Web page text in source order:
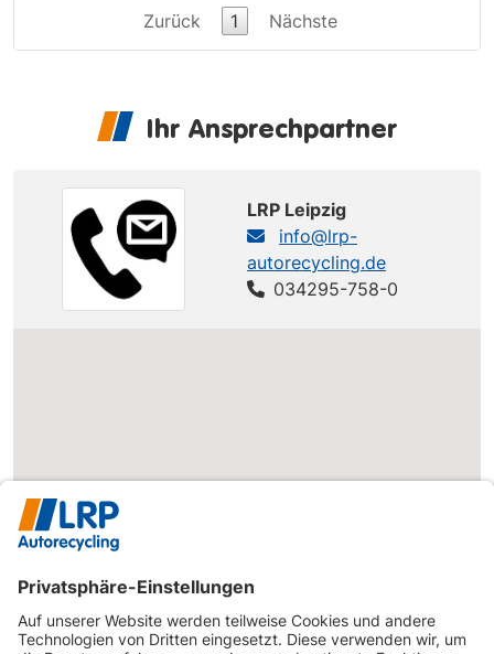
FORD 112 PS
Zurück 1 Nächste
Ihr Ansprechpartner
LRP Leipzig
info@lrp-
autorecycling.de
034295-758-0